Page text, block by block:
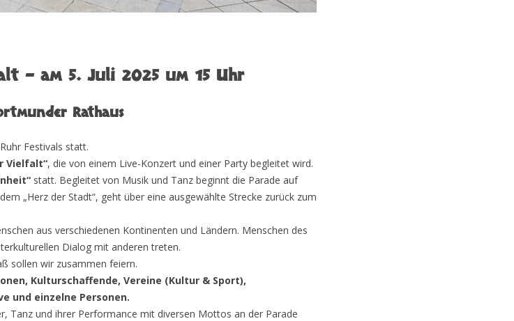
– am 5. Juli 2025 um 15 Uhr
Rathaus
Festivals statt.
Vielfalt“, die von einem Live-Konzert und einer Party begleitet wird.
statt. Begleitet von Musik und Tanz beginnt die Parade auf
„Herz der Stadt“, geht über eine ausgewählte Strecke zurück zum
aus verschiedenen Kontinenten und Ländern. Menschen des
Dialog mit anderen treten.
sollen wir zusammen feiern.
Kulturschaffende, Vereine (Kultur & Sport),
und einzelne Personen.
Tanz und ihrer Performance mit diversen Mottos an der Parade